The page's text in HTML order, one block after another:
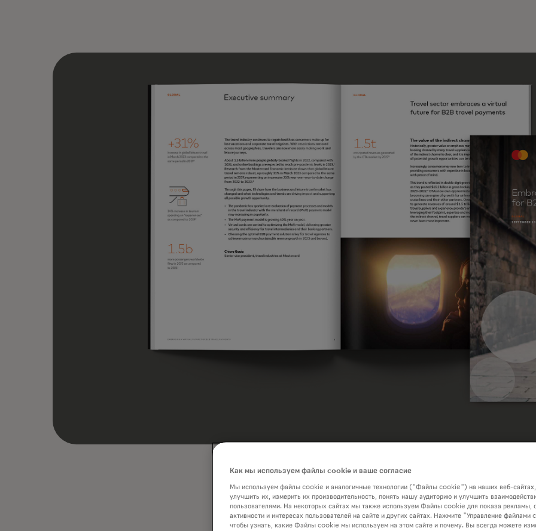
Как мы используем файлы cookie и ваше согласие
Мы используем файлы cookie и аналогичные технологии ("Файлы cookie") на наших веб-
улучшить их, измерить их производительность, понять нашу аудиторию и улучшить
пользователями. На некоторых сайтах мы также используем Файлы cookie для показа рекламы,
активности и интересах пользователей на сайте и других сайтах. Нажмите "Управление
чтобы узнать, какие Файлы cookie мы используем на этом сайте и почему. Вы всегда можете